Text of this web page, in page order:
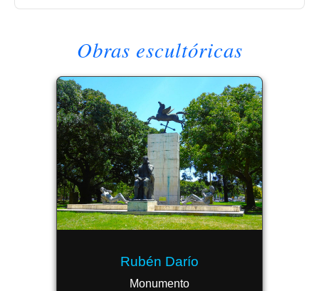
Obras escultóricas
Rubén Darío
Monumento